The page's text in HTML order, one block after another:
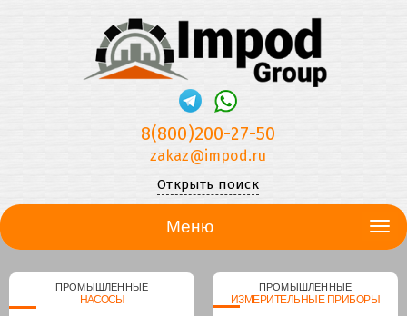
8(800)200-27-50
zakaz@impod.ru
Открыть поиск
Меню
ПРОМЫШЛЕННЫЕ
НАСОСЫ
ПРОМЫШЛЕННЫЕ
ИЗМЕРИТЕЛЬНЫЕ ПРИБОРЫ